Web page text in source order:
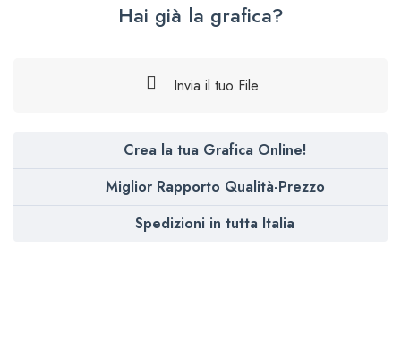
Hai già la grafica?
Invia il tuo File
Crea la tua Grafica Online!
Miglior Rapporto Qualità-Prezzo
Spedizioni in tutta Italia